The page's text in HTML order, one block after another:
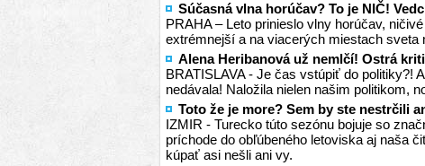
Súčasná vlna horúčav? To je NIČ!
PRAHA – Leto prinieslo vlny horúčav,
extrémnejší a na viacerých miestach sveta
Alena Heribanová už nemlčí! Ostrá
BRATISLAVA - Je čas vstúpiť do politiky?!
nedávala! Naložila nielen našim politikom,
Toto že je more? Sem by ste nestrčili
IZMIR - Turecko túto sezónu bojuje so
príchode do obľúbeného letoviska aj naša
kúpať asi nešli ani vy.